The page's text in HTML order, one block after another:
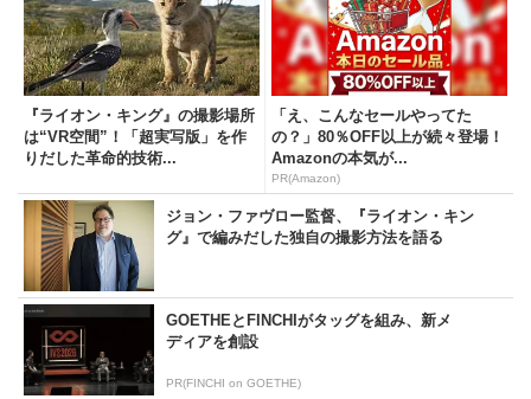
『ライオン・キング』の撮影場所
は“VR空間”！「超実写版」を作
りだした革命的技術...
「え、こんなセールやってた
の？」80％OFF以上が続々登場！
Amazonの本気が...
PR(Amazon)
ジョン・ファヴロー監督、『ライオン・キン
グ』で編みだした独自の撮影方法を語る
GOETHEとFINCHIがタッグを組み、新メ
ディアを創設
PR(FINCHI on GOETHE)